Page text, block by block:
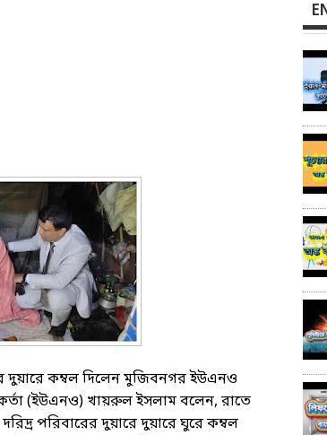
দুয়ারে কম্বল দিলেন মুজিবনগর ইউএনও
(ইউএনও) খায়রুল ইসলাম বলেন, রাতে
পরিবারের দুয়ারে দুয়ারে ঘুরে কম্বল